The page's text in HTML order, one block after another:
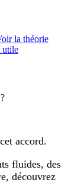
la théorie
utile
accord.
fluides, des
découvrez